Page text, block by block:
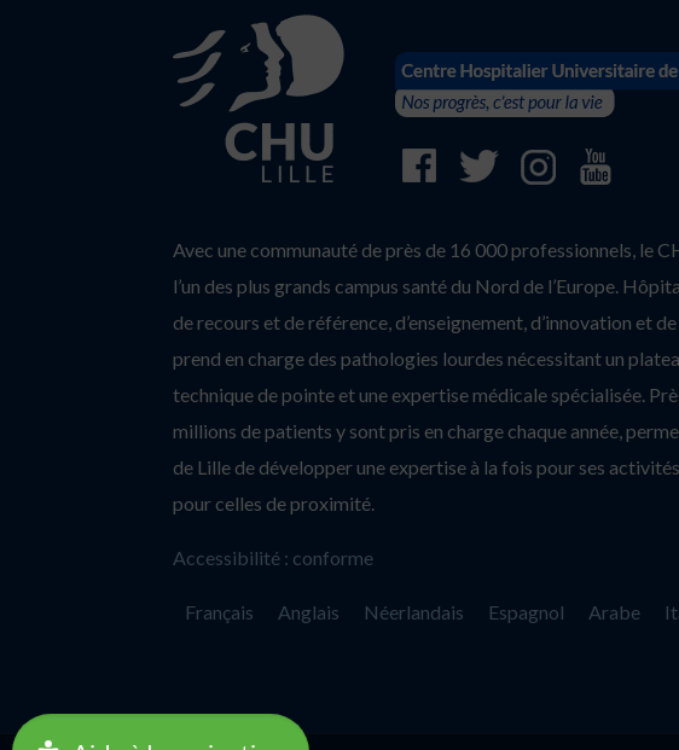
Avec une communauté de près de 16 000 professionnels, le
l’un des plus grands campus santé du Nord de l’Europe.
de recours et de référence, d’enseignement, d’innovation et
prend en charge des pathologies lourdes nécessitant un
technique de pointe et une expertise médicale spécialisée.
millions de patients y sont pris en charge chaque année,
de Lille de développer une expertise à la fois pour ses
pour celles de proximité.
Accessibilité : conforme
Français Anglais Néerlandais Espagnol Arabe